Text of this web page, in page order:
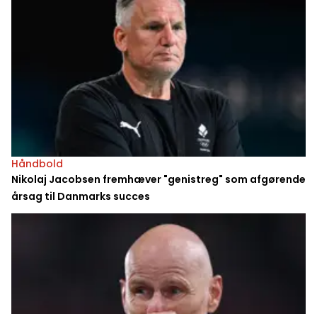
Håndbold
Nikolaj Jacobsen fremhæver "genistreg" som afgørende
årsag til Danmarks succes